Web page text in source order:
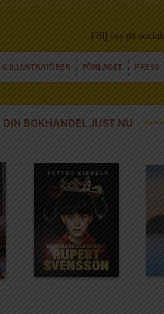
Följ oss på
& ILLUSTRATÖRER FÖRLAGET PRESS
DIN BOKHANDEL JUST NU